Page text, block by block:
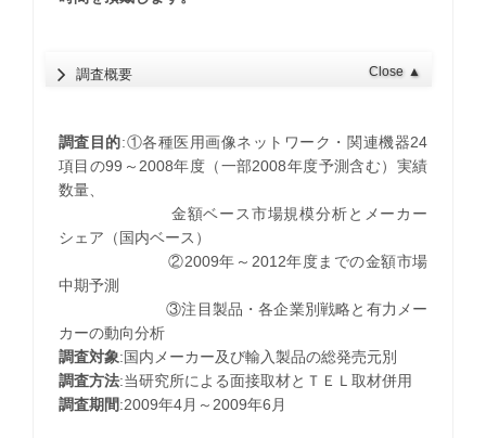
調査概要 Close ▲
調査目的:①各種医用画像ネットワーク・関連機器24
項目の99～2008年度（一部2008年度予測含む）実績
数量、
金額ベース市場規模分析とメーカー
シェア（国内ベース）
②2009年～2012年度までの金額市場
中期予測
③注目製品・各企業別戦略と有力メー
カーの動向分析
調査対象:国内メーカー及び輸入製品の総発売元別
調査方法:当研究所による面接取材とＴＥＬ取材併用
調査期間:2009年4月～2009年6月